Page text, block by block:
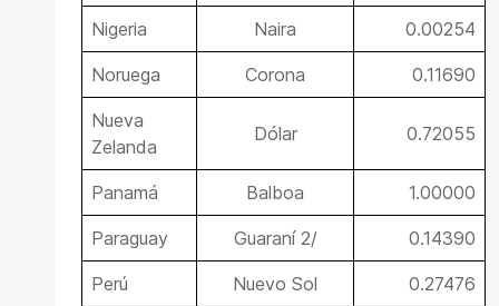
Nigeria Naira 0.00254
Noruega Corona 0.11690
Nueva
Zelanda
Dólar 0.72055
Panamá Balboa 1.00000
Paraguay Guaraní 2/ 0.14390
Perú Nuevo Sol 0.27476